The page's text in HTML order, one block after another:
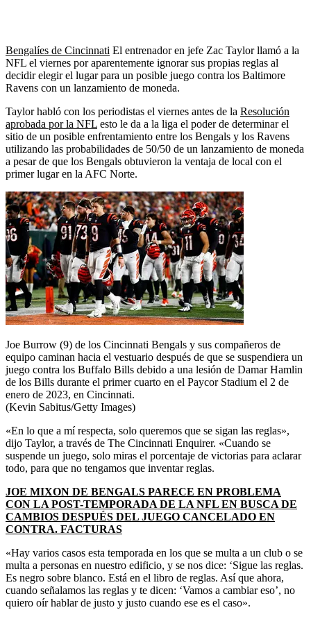
Bengalíes de Cincinnati El entrenador en jefe Zac Taylor llamó a la
NFL el viernes por aparentemente ignorar sus propias reglas al
decidir elegir el lugar para un posible juego contra los Baltimore
Ravens con un lanzamiento de moneda.
Taylor habló con los periodistas el viernes antes de la Resolución
aprobada por la NFL esto le da a la liga el poder de determinar el
sitio de un posible enfrentamiento entre los Bengals y los Ravens
utilizando las probabilidades de 50/50 de un lanzamiento de moneda
a pesar de que los Bengals obtuvieron la ventaja de local con el
primer lugar en la AFC Norte.
Joe Burrow (9) de los Cincinnati Bengals y sus compañeros de
equipo caminan hacia el vestuario después de que se suspendiera un
juego contra los Buffalo Bills debido a una lesión de Damar Hamlin
de los Bills durante el primer cuarto en el Paycor Stadium el 2 de
enero de 2023, en Cincinnati.
(Kevin Sabitus/Getty Images)
«En lo que a mí respecta, solo queremos que se sigan las reglas»,
dijo Taylor, a través de The Cincinnati Enquirer. «Cuando se
suspende un juego, solo miras el porcentaje de victorias para aclarar
todo, para que no tengamos que inventar reglas.
JOE MIXON DE BENGALS PARECE EN PROBLEMA
CON LA POST-TEMPORADA DE LA NFL EN BUSCA DE
CAMBIOS DESPUÉS DEL JUEGO CANCELADO EN
CONTRA. FACTURAS
«Hay varios casos esta temporada en los que se multa a un club o se
multa a personas en nuestro edificio, y se nos dice: ‘Sigue las reglas.
Es negro sobre blanco. Está en el libro de reglas. Así que ahora,
cuando señalamos las reglas y te dicen: ‘Vamos a cambiar eso’, no
quiero oír hablar de justo y justo cuando ese es el caso».